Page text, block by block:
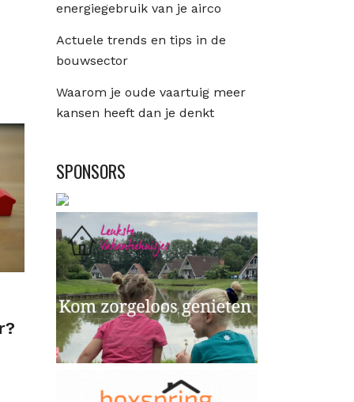
energiegebruik van je airco
Actuele trends en tips in de
bouwsector
Waarom je oude vaartuig meer
kansen heeft dan je denkt
SPONSORS